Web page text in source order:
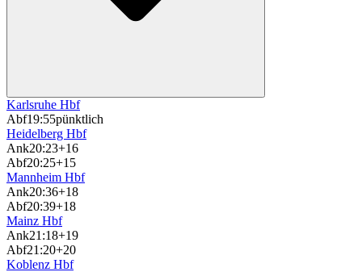
Karlsruhe Hbf
Abf19:55pünktlich
Heidelberg Hbf
Ank20:23+16
Abf20:25+15
Mannheim Hbf
Ank20:36+18
Abf20:39+18
Mainz Hbf
Ank21:18+19
Abf21:20+20
Koblenz Hbf